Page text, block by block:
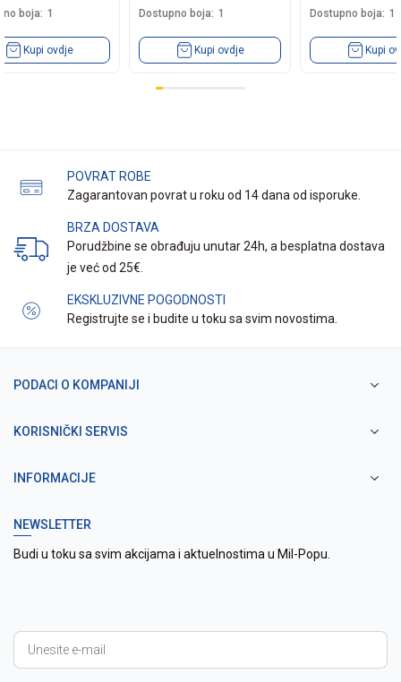
boja: 1
Kupi ovdje
Dostupno boja: 1
Kupi ovdje
Dostupno boja: 1
Kupi
POVRAT ROBE
Zagarantovan povrat u roku od 14 dana od isporuke.
BRZA DOSTAVA
Porudžbine se obrađuju unutar 24h, a besplatna dostava
je već od 25€.
EKSKLUZIVNE POGODNOSTI
Registrujte se i budite u toku sa svim novostima.
PODACI O KOMPANIJI
KORISNIČKI SERVIS
INFORMACIJE
NEWSLETTER
Budi u toku sa svim akcijama i aktuelnostima u Mil-Popu.